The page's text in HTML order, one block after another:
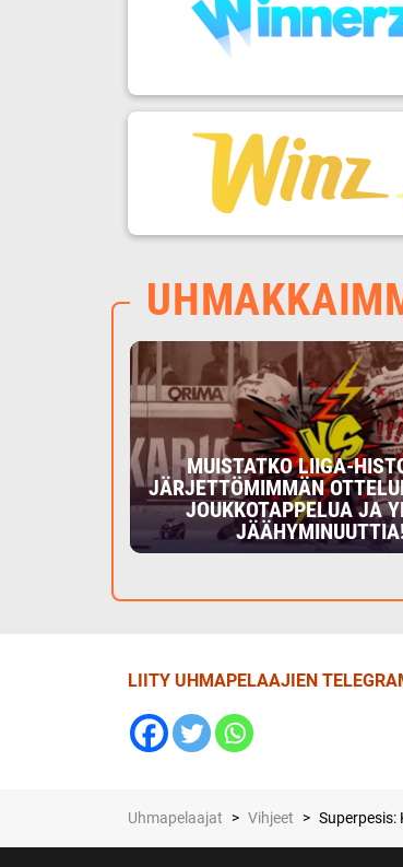
MUISTATKO LIIGA-
JÄRJETTÖMIMMÄN
JOUKKOTAPPELUA JA
LIITY UHMAPELAAJIEN
Uhmapelaajat > Vihjeet > Superpesis: